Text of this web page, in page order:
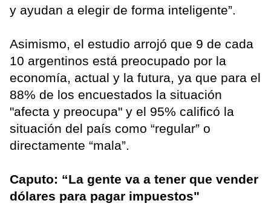
y ayudan a elegir de forma inteligente”.
Asimismo, el estudio arrojó que 9 de cada
10 argentinos está preocupado por la
economía, actual y la futura, ya que para el
88% de los encuestados la situación
"afecta y preocupa" y el 95% calificó la
situación del país como “regular” o
directamente “mala”.
Caputo: “La gente va a tener que vender
dólares para pagar impuestos"